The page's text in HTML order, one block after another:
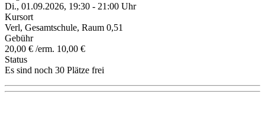
Di., 01.09.2026, 19:30 - 21:00 Uhr
Kursort
Verl, Gesamtschule, Raum 0,51
Gebühr
20,00 € /erm. 10,00 €
Status
Es sind noch 30 Plätze frei